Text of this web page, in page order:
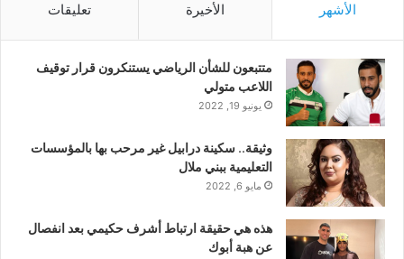
الأشهر الأخيرة تعليقات
متتبعون للشأن الرياضي يستنكرون قرار توقيف
اللاعب متولي
يونيو 19, 2022
وثيقة.. سكينة درابيل غير مرحب بها بالمؤسسات
التعليمية ببني ملال
مايو 6, 2022
هذه هي حقيقة ارتباط أشرف حكيمي بعد انفصال
عن هبة أبوك